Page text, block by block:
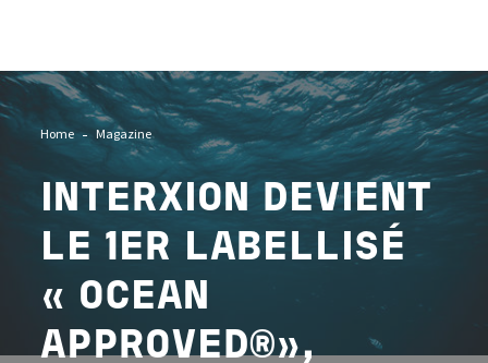
Image
Home Magazine
INTERXION DEVIENT
LE 1ER LABELLISÉ
«OCEAN
APPROVED®»,